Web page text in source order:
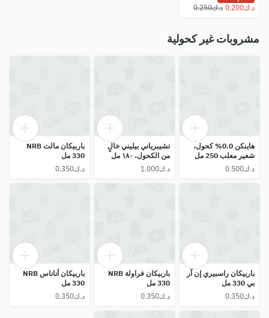
مشروبات غير كحولية
هاينكن 0.0% كحول،
شعير معلب 250 مل
تشيبرياني بيليني خالٍ
من الكحول، ١٨٠ مل
⁦د.ك1.000⁩
باربيكان مالت NRB
330 مل
باربيكان راسبيري إن آر
بي 330 مل
باربيكان فراولة NRB
330 مل
⁦د.ك0.350⁩
باربيكان أناناس NRB
330 مل